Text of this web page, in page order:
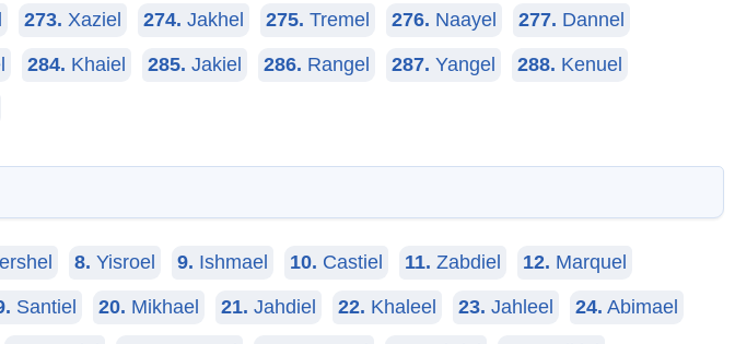
273. Xaziel 274. Jakhel 275. Tremel 276. Naayel 277. Dannel
284. Khaiel 285. Jakiel 286. Rangel 287. Yangel 288. Kenuel
8. Yisroel 9. Ishmael 10. Castiel 11. Zabdiel 12. Marquel
Santiel 20. Mikhael 21. Jahdiel 22. Khaleel 23. Jahleel 24. Abimael